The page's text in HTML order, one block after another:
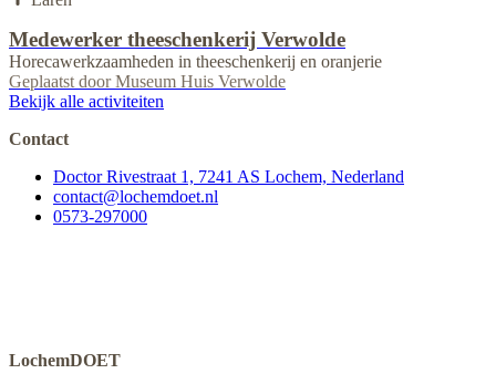
Medewerker theeschenkerij Verwolde
Horecawerkzaamheden in theeschenkerij en oranjerie
Geplaatst door Museum Huis Verwolde
Bekijk alle activiteiten
Contact
Doctor Rivestraat 1, 7241 AS Lochem, Nederland
contact@lochemdoet.nl
0573-297000
LochemDOET